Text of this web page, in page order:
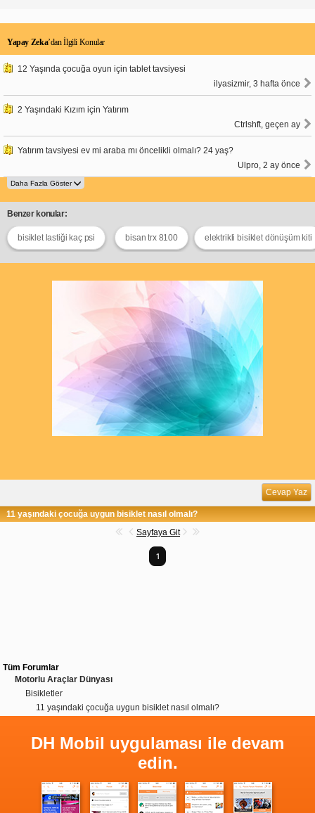
Yapay Zeka’dan İlgili Konular
12 Yaşında çocuğa oyun için tablet tavsiyesi
ilyasizmir, 3 hafta önce
2 Yaşındaki Kızım için Yatırım
Ctrlshft, geçen ay
Yatırım tavsiyesi ev mi araba mı öncelikli olmalı? 24 yaş?
Ulpro, 2 ay önce
Benzer konular:
bisiklet lastiği kaç psi bisan trx 8100 elektrikli bisiklet dönüşüm kiti
Cevap Yaz
11 yaşındaki çocuğa uygun bisiklet nasıl olmalı?
Sayfaya Git
1
Tüm Forumlar
Motorlu Araçlar Dünyası
Bisikletler
11 yaşındaki çocuğa uygun bisiklet nasıl olmalı?
DH Mobil uygulaması ile devam
edin.